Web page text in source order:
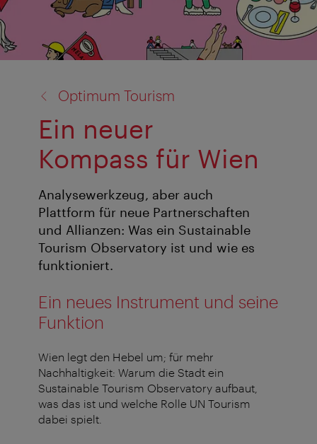
Optimum Tourism
Ein neuer
Kompass für Wien
Analysewerkzeug, aber auch
Plattform für neue Partnerschaften
und Allianzen: Was ein Sustainable
Tourism Observatory ist und wie es
funktioniert.
Ein neues Instrument und seine
Funktion
Wien legt den Hebel um; für mehr
Nachhaltigkeit: Warum die Stadt ein
Sustainable Tourism Observatory aufbaut,
was das ist und welche Rolle UN Tourism
dabei spielt.